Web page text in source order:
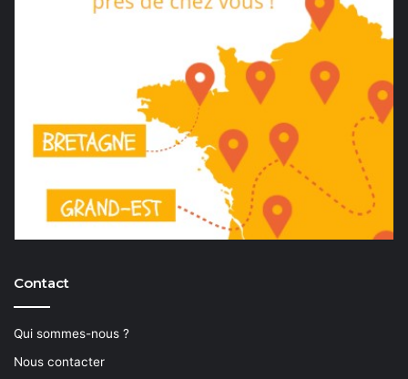
Contact
Qui sommes-nous ?
Nous contacter